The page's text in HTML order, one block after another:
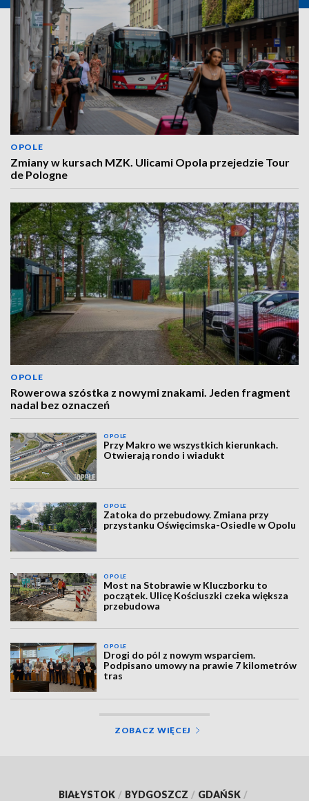
OPOLE
Zmiany w kursach MZK. Ulicami Opola przejedzie Tour
de Pologne
OPOLE
Rowerowa szóstka z nowymi znakami. Jeden fragment
nadal bez oznaczeń
OPOLE
Przy Makro we wszystkich kierunkach.
Otwierają rondo i wiadukt
OPOLE
Zatoka do przebudowy. Zmiana przy
przystanku Oświęcimska-Osiedle w Opolu
OPOLE
Most na Stobrawie w Kluczborku to
początek. Ulicę Kościuszki czeka większa
przebudowa
OPOLE
Drogi do pól z nowym wsparciem.
Podpisano umowy na prawie 7 kilometrów
tras
ZOBACZ WIĘCEJ
BIAŁYSTOK / BYDGOSZCZ / GDAŃSK /